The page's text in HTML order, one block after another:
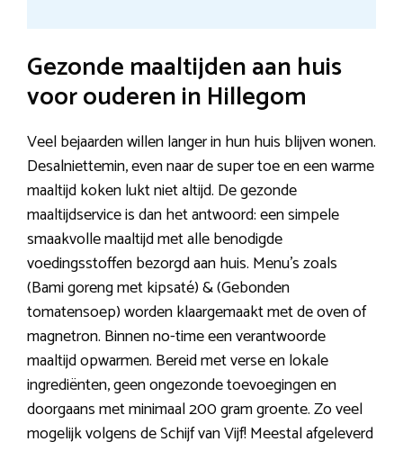
Gezonde maaltijden aan huis
voor ouderen in Hillegom
Veel bejaarden willen langer in hun huis blijven wonen.
Desalniettemin, even naar de super toe en een warme
maaltijd koken lukt niet altijd. De gezonde
maaltijdservice is dan het antwoord: een simpele
smaakvolle maaltijd met alle benodigde
voedingsstoffen bezorgd aan huis. Menu’s zoals
(Bami goreng met kipsaté) & (Gebonden
tomatensoep) worden klaargemaakt met de oven of
magnetron. Binnen no-time een verantwoorde
maaltijd opwarmen. Bereid met verse en lokale
ingrediënten, geen ongezonde toevoegingen en
doorgaans met minimaal 200 gram groente. Zo veel
mogelijk volgens de Schijf van Vijf! Meestal afgeleverd